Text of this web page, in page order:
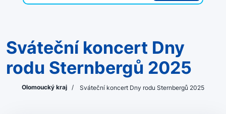
Sváteční koncert Dny
rodu Sternbergů 2025
Olomoucký kraj / Sváteční koncert Dny rodu Sternbergů 2025